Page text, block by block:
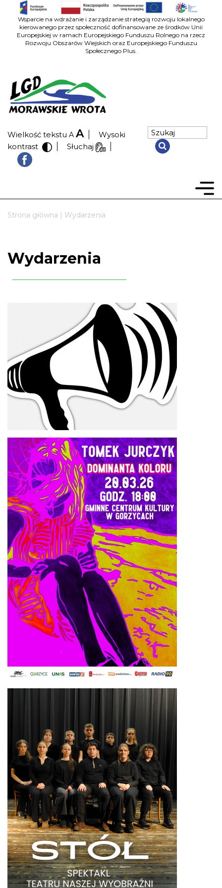
Wsparcie na wdrażanie i zarządzanie strategią rozwoju lokalnego
kierowanego przez społeczność dofinansowane ze środków Unii
Europejskiej w ramach Europejskiego Funduszu Rolnego na rzecz
Rozwoju Obszarów Wiejskich oraz Europejskiego Funduszu
Społecznego Plus.
Wielkość tekstu A A
Wysoki
kontrast
Słuchaj
Strona główna | Wydarzenia
Wydarzenia